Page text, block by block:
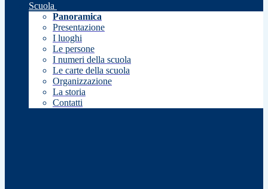
Scuola
Panoramica
Presentazione
I luoghi
Le persone
I numeri della scuola
Le carte della scuola
Organizzazione
La storia
Contatti